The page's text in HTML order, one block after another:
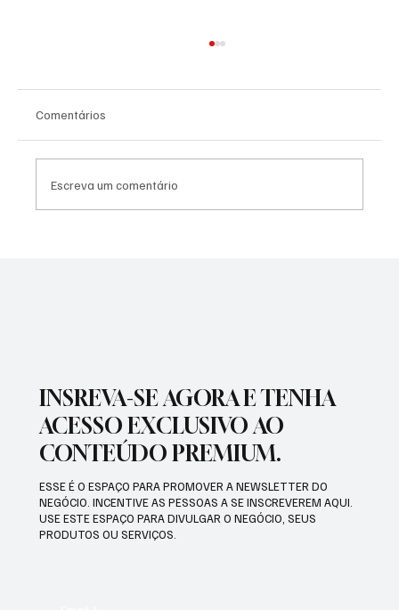
Comentários
Escreva um comentário
INSREVA-SE AGORA E TENHA
ACESSO EXCLUSIVO AO
CONTEÚDO PREMIUM.
ESSE É O ESPAÇO PARA PROMOVER A NEWSLETTER DO
NEGÓCIO. INCENTIVE AS PESSOAS A SE INSCREVEREM AQUI.
USE ESTE ESPAÇO PARA DIVULGAR O NEGÓCIO, SEUS
PRODUTOS OU SERVIÇOS.